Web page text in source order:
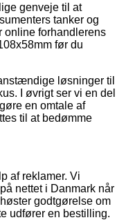
genveje til at
tanker og
online forhandlerens
før du
løsninger til
I øvrigt ser vi en del
en omtale af
til at bedømme
af reklamer. Vi
nettet i Danmark når
godtgørelse om
udfører en bestilling.